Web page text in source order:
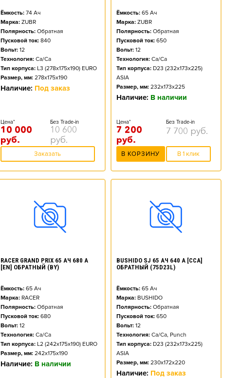
Ёмкость: 74Ач
Марка: ZUBR
Полярность: Обратная
Пусковой ток: 840
Вольт: 12
Технология: Ca/Ca
Тип корпуса: L3 (278x175x190) EURO
Размер, мм: 278x175x190
Наличие: Под заказ
Цена*
10 000
руб.
Без Trade-in
10 600
руб.
Заказать
Ёмкость: 65Ач
Марка: ZUBR
Полярность: Обратная
Пусковой ток: 650
Вольт: 12
Технология: Ca/Ca
Тип корпуса: D23 (232x173x225)
ASIA
Размер, мм: 232x173x225
Наличие: В наличии
Цена*
7 200
руб.
Без Trade-in
7 700 руб.
В КОРЗИНУ В 1 клик
RACER GRAND PRIX 65 АЧ 680 А
[EN] ОБРАТНЫЙ (BY)
Ёмкость: 65Ач
Марка: RACER
Полярность: Обратная
Пусковой ток: 680
Вольт: 12
Технология: Ca/Ca
Тип корпуса: L2 (242x175x190) EURO
Размер, мм: 242x175x190
Наличие: В наличии
BUSHIDO SJ 65 АЧ 640 А [CCA]
ОБРАТНЫЙ (75D23L)
Ёмкость: 65Ач
Марка: BUSHIDO
Полярность: Обратная
Пусковой ток: 650
Вольт: 12
Технология: Ca/Ca, Punch
Тип корпуса: D23 (232x173x225)
ASIA
Размер, мм: 230x172x220
Наличие: Под заказ